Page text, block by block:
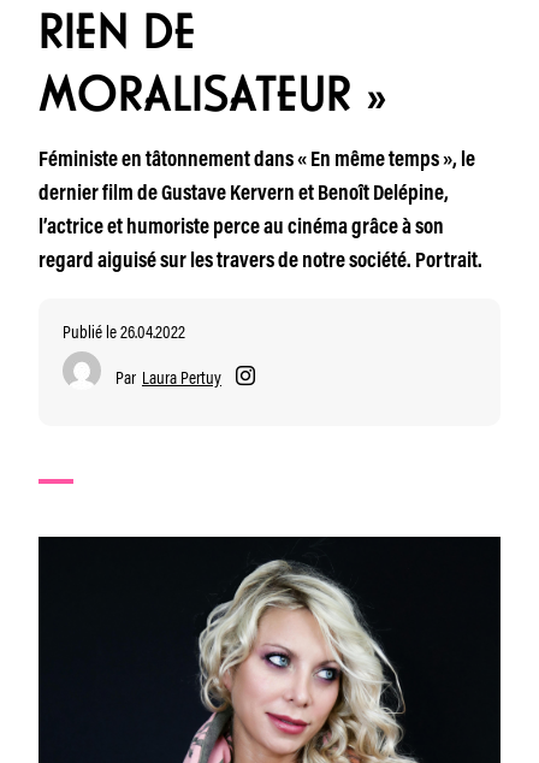
RIEN DE
MORALISATEUR »
Féministe en tâtonnement dans « En même temps », le
dernier film de Gustave Kervern et Benoît Delépine,
l’actrice et humoriste perce au cinéma grâce à son
regard aiguisé sur les travers de notre société. Portrait.
Publié le 26.04.2022
Par Laura Pertuy